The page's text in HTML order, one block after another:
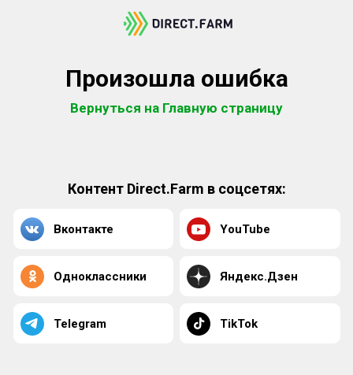
Произошла ошибка
Вернуться на Главную страницу
Контент Direct.Farm в соцсетях:
Вконтакте YouTube
Одноклассники Яндекс.Дзен
Telegram TikTok